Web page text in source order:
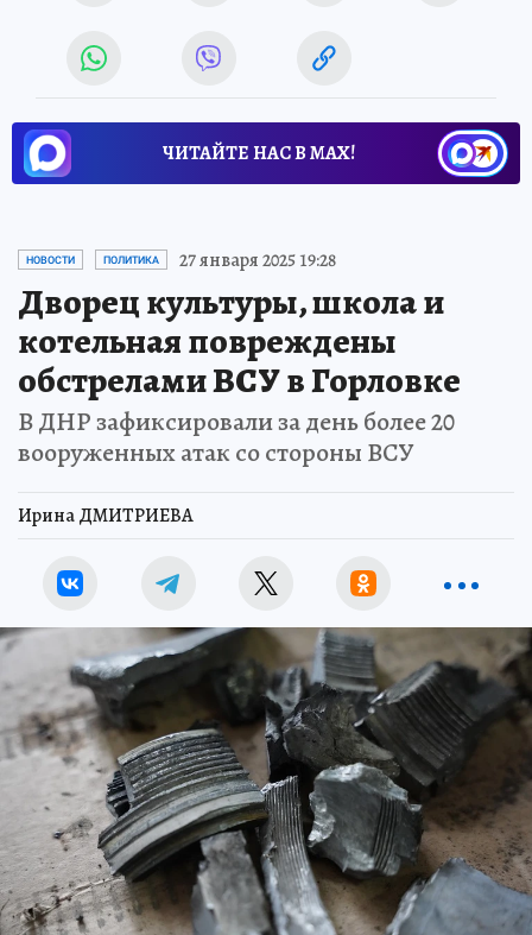
ЧИТАЙТЕ НАС В МАХ!
НОВОСТИ ПОЛИТИКА 27 января 2025 19:28
Дворец культуры, школа и
котельная повреждены
обстрелами ВСУ в Горловке
В ДНР зафиксировали за день более 20
вооруженных атак со стороны ВСУ
Ирина ДМИТРИЕВА